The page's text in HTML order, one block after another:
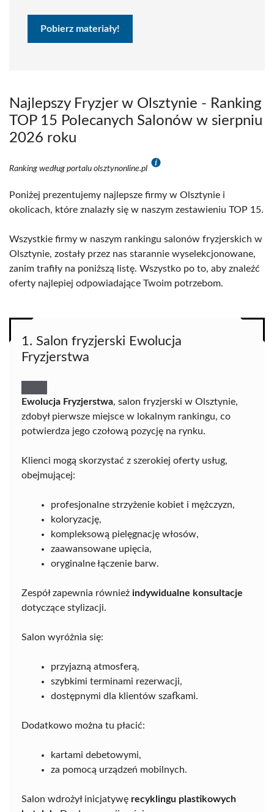
Pobierz materiały!
Najlepszy Fryzjer w Olsztynie - Ranking
TOP 15 Polecanych Salonów w sierpniu
2026 roku
Ranking według portalu olsztynonline.pl
Poniżej prezentujemy najlepsze firmy w Olsztynie i
okolicach, które znalazły się w naszym zestawieniu TOP 15.
Wszystkie firmy w naszym rankingu salonów fryzjerskich w
Olsztynie, zostały przez nas starannie wyselekcjonowane,
zanim trafiły na poniższą listę. Wszystko po to, aby znaleźć
oferty najlepiej odpowiadające Twoim potrzebom.
1. Salon fryzjerski Ewolucja
Fryzjerstwa
Ewolucja Fryzjerstwa, salon fryzjerski w Olsztynie,
zdobył pierwsze miejsce w lokalnym rankingu, co
potwierdza jego czołową pozycję na rynku.
Klienci mogą skorzystać z szerokiej oferty usług,
obejmującej:
profesjonalne strzyżenie kobiet i mężczyzn,
koloryzację,
kompleksową pielęgnację włosów,
zaawansowane upięcia,
oryginalne łączenie barw.
Zespół zapewnia również indywidualne konsultacje
dotyczące stylizacji.
Salon wyróżnia się:
przyjazną atmosferą,
szybkimi terminami rezerwacji,
dostępnymi dla klientów szafkami.
Dodatkowo można tu płacić:
kartami debetowymi,
za pomocą urządzeń mobilnych.
Salon wdrożył inicjatywę recyklingu plastikowych